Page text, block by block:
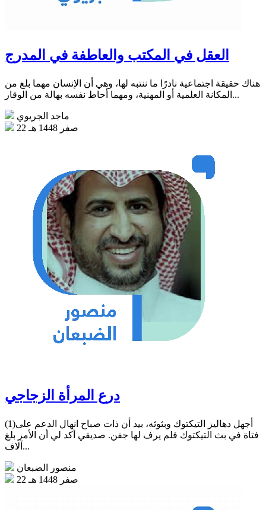
العقل في المكتب والعاطفة في المدرج
هناك حقيقة اجتماعية نادرًا ما ننتبه لها، وهي أن الإنسان مهما بلغ من
المكانة العلمية أو المهنية، ومهما أحاط نفسه بهالة من الوقار...
ماجد الجريوي
22 صفر 1448 هـ
درع المرأة الزجاجي
(1)أجهل دهاليز التيكتوك وبثوثه، بيد أن ذات صباح انهال الدعم على
فتاة في بث التيكتوك فلم يرف لها جفن. صديقي أكد لي أن الأمر بلغ
آلاف...
منصور الضبعان
22 صفر 1448 هـ